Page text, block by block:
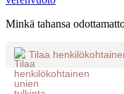
Minkä tahansa
Tilaa